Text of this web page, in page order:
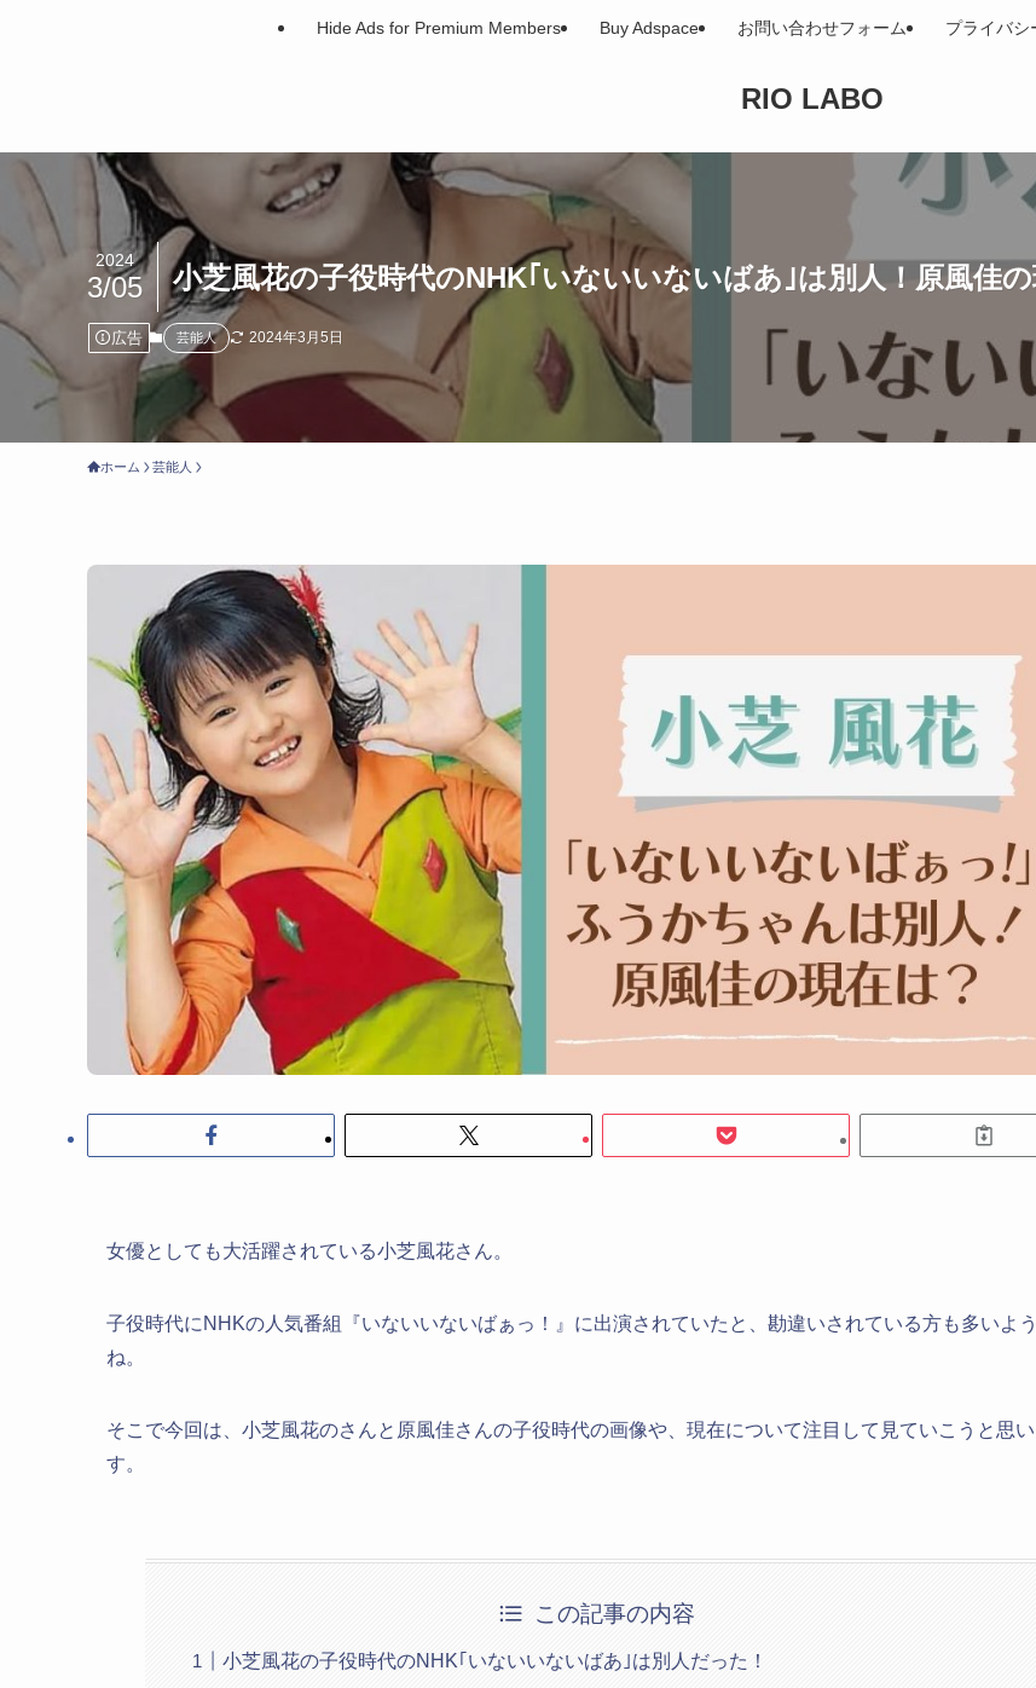
RIO LABO
Hide Ads for Premium Members Buy Adspace お問い合わせフォーム プライバシ
小芝風花の子役時代のNHK｢いないいないばあ｣は別人！原風佳の
2024
3/05
広告 芸能人 2024年3月5日
ホーム 芸能人
女優としても大活躍されている小芝風花さん。
子役時代にNHKの人気番組『いないいないばぁっ！』に出演されていたと、勘違いされている方も多いよ
ね。
そこで今回は、小芝風花のさんと原風佳さんの子役時代の画像や、現在について注目して見ていこうと思い
す。
この記事の内容
小芝風花の子役時代のNHK｢いないいないばあ｣は別人だった！